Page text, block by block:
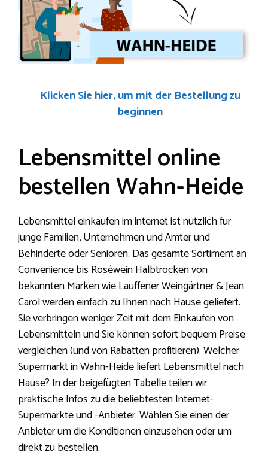
Klicken Sie hier, um mit der Bestellung zu
beginnen
Lebensmittel online
bestellen Wahn-Heide
Lebensmittel einkaufen im internet ist nützlich für
junge Familien, Unternehmen und Ämter und
Behinderte oder Senioren. Das gesamte Sortiment an
Convenience bis Roséwein Halbtrocken von
bekannten Marken wie Lauffener Weingärtner & Jean
Carol werden einfach zu Ihnen nach Hause geliefert.
Sie verbringen weniger Zeit mit dem Einkaufen von
Lebensmitteln und Sie können sofort bequem Preise
vergleichen (und von Rabatten profitieren). Welcher
Supermarkt in Wahn-Heide liefert Lebensmittel nach
Hause? In der beigefügten Tabelle teilen wir
praktische Infos zu die beliebtesten Internet-
Supermärkte und -Anbieter. Wählen Sie einen der
Anbieter um die Konditionen einzusehen oder um
direkt zu bestellen.